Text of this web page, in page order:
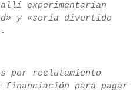
experimentarían
y «sería divertido
por reclutamiento
financiación para pagar